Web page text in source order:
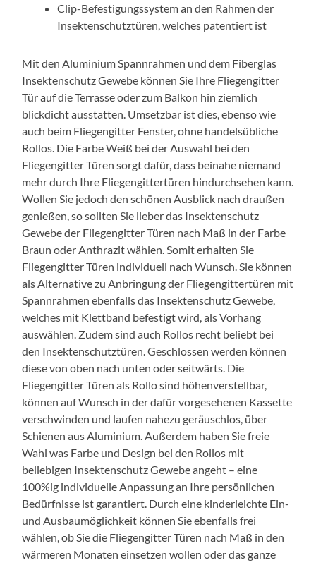
Clip-Befestigungssystem an den Rahmen der
Insektenschutztüren, welches patentiert ist
Mit den Aluminium Spannrahmen und dem Fiberglas
Insektenschutz Gewebe können Sie Ihre Fliegengitter
Tür auf die Terrasse oder zum Balkon hin ziemlich
blickdicht ausstatten. Umsetzbar ist dies, ebenso wie
auch beim Fliegengitter Fenster, ohne handelsübliche
Rollos. Die Farbe Weiß bei der Auswahl bei den
Fliegengitter Türen sorgt dafür, dass beinahe niemand
mehr durch Ihre Fliegengittertüren hindurchsehen kann.
Wollen Sie jedoch den schönen Ausblick nach draußen
genießen, so sollten Sie lieber das Insektenschutz
Gewebe der Fliegengitter Türen nach Maß in der Farbe
Braun oder Anthrazit wählen. Somit erhalten Sie
Fliegengitter Türen individuell nach Wunsch. Sie können
als Alternative zu Anbringung der Fliegengittertüren mit
Spannrahmen ebenfalls das Insektenschutz Gewebe,
welches mit Klettband befestigt wird, als Vorhang
auswählen. Zudem sind auch Rollos recht beliebt bei
den Insektenschutztüren. Geschlossen werden können
diese von oben nach unten oder seitwärts. Die
Fliegengitter Türen als Rollo sind höhenverstellbar,
können auf Wunsch in der dafür vorgesehenen Kassette
verschwinden und laufen nahezu geräuschlos, über
Schienen aus Aluminium. Außerdem haben Sie freie
Wahl was Farbe und Design bei den Rollos mit
beliebigen Insektenschutz Gewebe angeht – eine
100%ig individuelle Anpassung an Ihre persönlichen
Bedürfnisse ist garantiert. Durch eine kinderleichte Ein-
und Ausbaumöglichkeit können Sie ebenfalls frei
wählen, ob Sie die Fliegengitter Türen nach Maß in den
wärmeren Monaten einsetzen wollen oder das ganze